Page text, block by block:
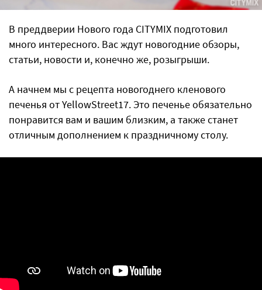
В преддверии Нового года CITYMIX подготовил
много интересного. Вас ждут новогодние обзоры,
статьи, новости и, конечно же, розыгрыши.
А начнем мы с рецепта новогоднего кленового
печенья от YellowStreet17. Это печенье обязательно
понравится вам и вашим близким, а также станет
отличным дополнением к праздничному столу.